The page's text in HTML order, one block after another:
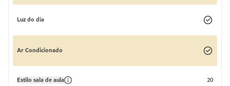
Luz do dia
Ar Condicionado
Estilo sala de aula 20